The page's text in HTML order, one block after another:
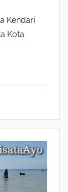
Kendari
Kota